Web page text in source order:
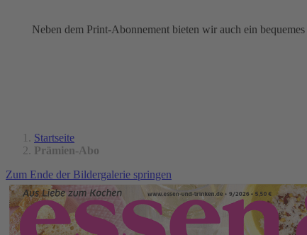
Neben dem Print-Abonnement bieten wir auch ein bequemes
Startseite
Prämien-Abo
Zum Ende der Bildergalerie springen